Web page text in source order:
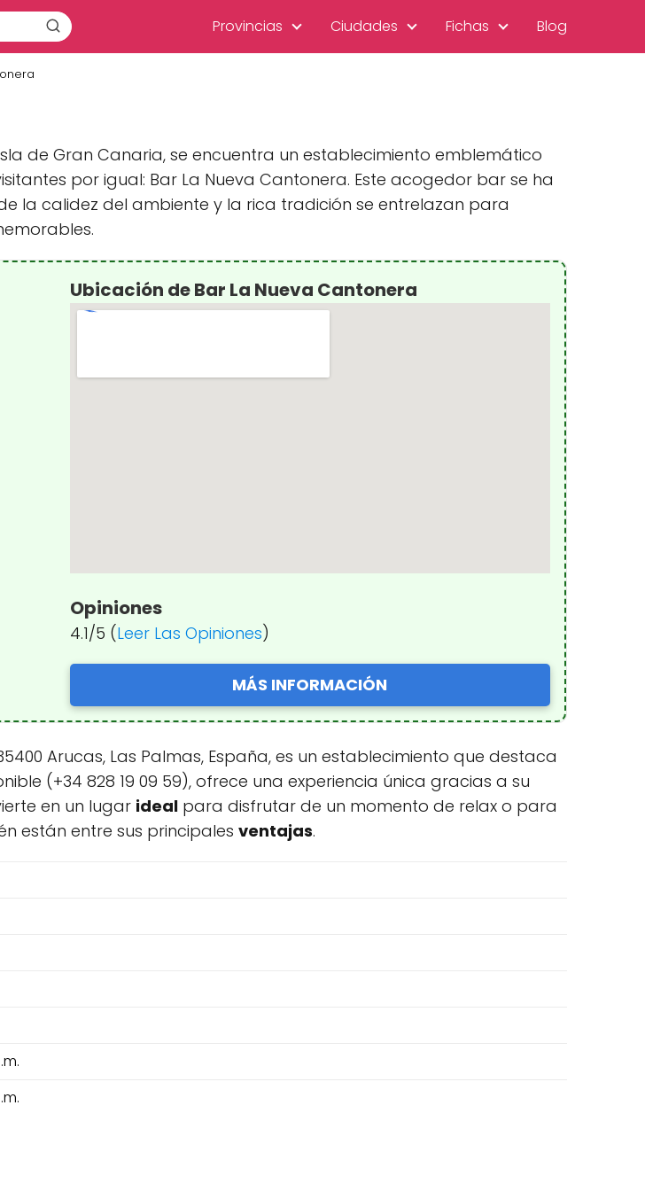
Provincias Ciudades Fichas Blog
de Gran Canaria, se encuentra un establecimiento emblemático
por igual: Bar La Nueva Cantonera. Este acogedor bar se ha
la calidez del ambiente y la rica tradición se entrelazan para
Ubicación de Bar La Nueva Cantonera
Opiniones
4.1/5 (Leer Las Opiniones)
MÁS INFORMACIÓN
Arucas, Las Palmas, España, es un establecimiento que destaca
(+34 828 19 09 59), ofrece una experiencia única gracias a su
en un lugar ideal para disfrutar de un momento de relax o para
están entre sus principales ventajas.